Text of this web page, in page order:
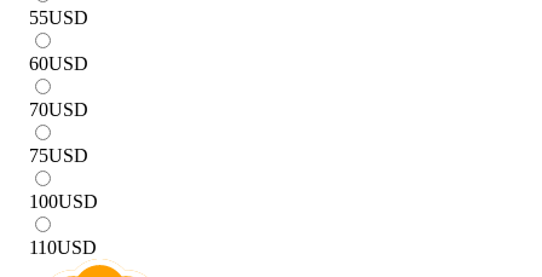
55USD
60USD
70USD
75USD
100USD
110USD